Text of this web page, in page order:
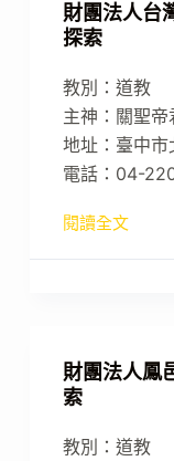
財團法人台
探索
教別：道教
主神：關聖帝
地址：臺中市
電話：04-
閱讀全文
財團法人鳳
索
教別：道教